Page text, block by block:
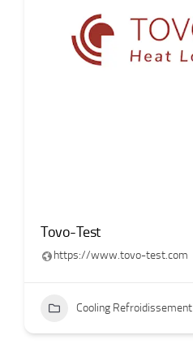
Tovo-Test
https://www.tovo-test.com
Cooling Refroidissement